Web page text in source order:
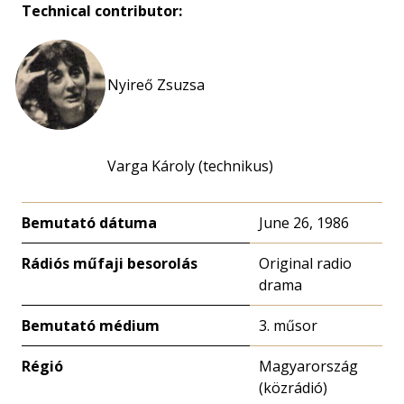
Technical contributor:
Nyireő Zsuzsa
Varga Károly (technikus)
Bemutató dátuma June 26, 1986
Rádiós műfaji besorolás
Original radio
drama
Bemutató médium 3. műsor
Régió
Magyarország
(közrádió)